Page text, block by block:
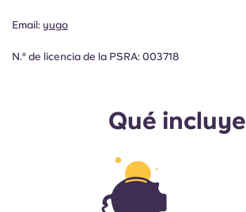
Email: yugo
N.º de licencia de la PSRA: 003718
Qué incluye